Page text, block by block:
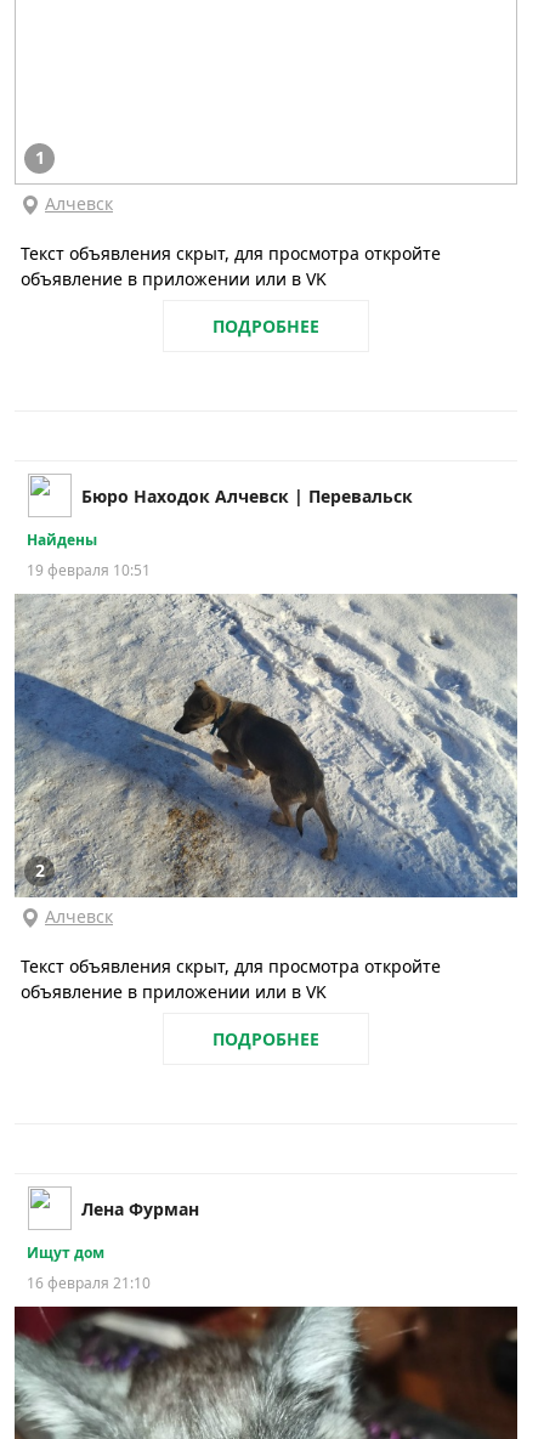
1
Алчевск
Текст объявления скрыт, для просмотра откройте
объявление в приложении или в VK
ПОДРОБНЕЕ
Бюро Находок Алчевск | Перевальск
Найдены
19 февраля 10:51
2
Алчевск
Текст объявления скрыт, для просмотра откройте
объявление в приложении или в VK
ПОДРОБНЕЕ
Лена Фурман
Ищут дом
16 февраля 21:10